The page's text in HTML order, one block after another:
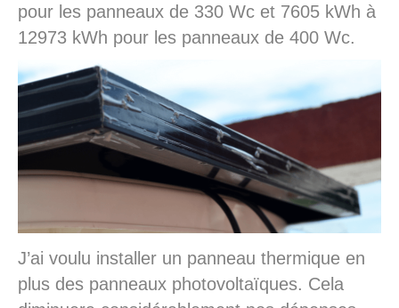
pour les panneaux de 330 Wc et 7605 kWh à
12973 kWh pour les panneaux de 400 Wc.
J’ai voulu installer un panneau thermique en
plus des panneaux photovoltaïques. Cela